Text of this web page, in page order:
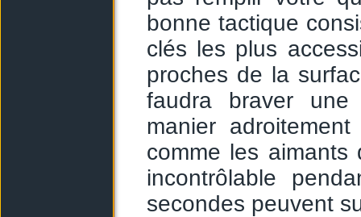
bonne tactique
clés les plus
proches de la
faudra braver
manier
comme les aimants
incontrôlable
secondes peuvent